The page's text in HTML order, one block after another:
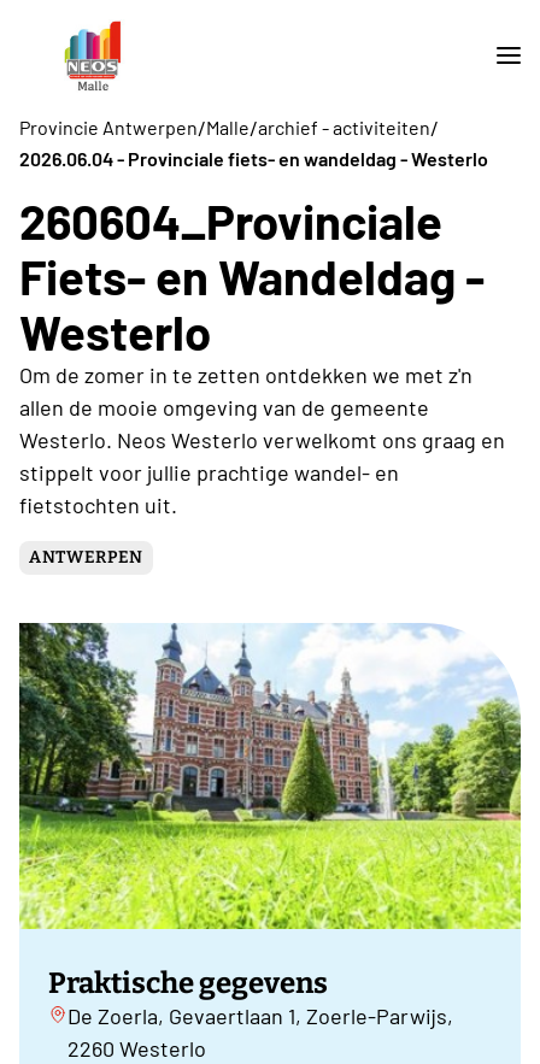
Provincie Antwerpen/Malle/archief - activiteiten/
2026.06.04 - Provinciale fiets- en wandeldag - Westerlo
260604_Provinciale
Fiets- en Wandeldag -
Westerlo
Om de zomer in te zetten ontdekken we met z'n
allen de mooie omgeving van de gemeente
Westerlo. Neos Westerlo verwelkomt ons graag en
stippelt voor jullie prachtige wandel- en
fietstochten uit.
ANTWERPEN
Praktische gegevens
De Zoerla, Gevaertlaan 1, Zoerle-Parwijs,
2260 Westerlo